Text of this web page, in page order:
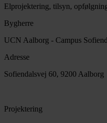
Elprojektering, tilsyn,
Bygherre
UCN Aalborg - Campus
Adresse
Sofiendalsvej 60, 9200 Aalborg
Projektering